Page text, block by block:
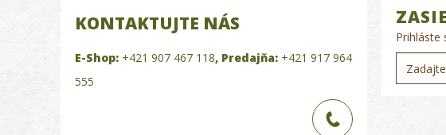
KONTAKTUJTE NÁS
E-Shop: +421 907 467 118, Predajňa: +421 917 964
555
Prihláste